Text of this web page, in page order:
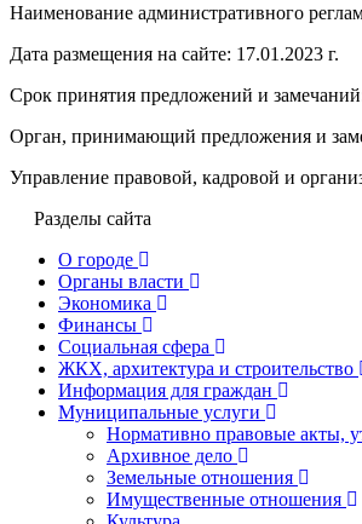
Наименование административного
Дата размещения на сайте: 17.01.2023 г.
Срок принятия предложений и
Орган, принимающий предложения и
Управление правовой, кадровой и
Разделы сайта
О городе
Органы власти
Экономика
Финансы
Социальная сфера
ЖКХ, архитектура и строительство
Информация для граждан
Муниципальные услуги
Нормативно правовые акты,
Архивное дело
Земельные отношения
Имущественные отношения